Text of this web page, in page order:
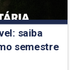
saiba
semestre